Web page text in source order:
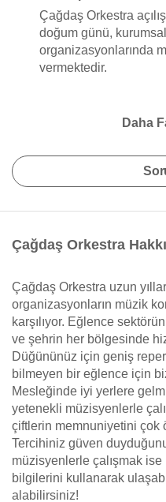
Çağdaş Orkestra
doğum günü,
organizasyonlarında
vermektedir.
Daha
Çağdaş Orkestra
Çağdaş Orkestra uzun
organizasyonların müzik
karşılıyor. Eğlence
ve şehrin her bölgesinde
Düğününüz için geniş
bilmeyen bir eğlence için
Mesleğinde iyi yerlere
yetenekli müzisyenlerle
çiftlerin memnuniyetini çok
Tercihiniz güven
müzisyenlerle çalışmak
bilgilerini kullanarak
alabilirsiniz!